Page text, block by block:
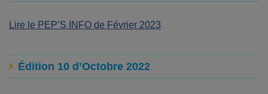
Lire le PEP’S INFO de Février 2023
Édition 10 d’Octobre 2022